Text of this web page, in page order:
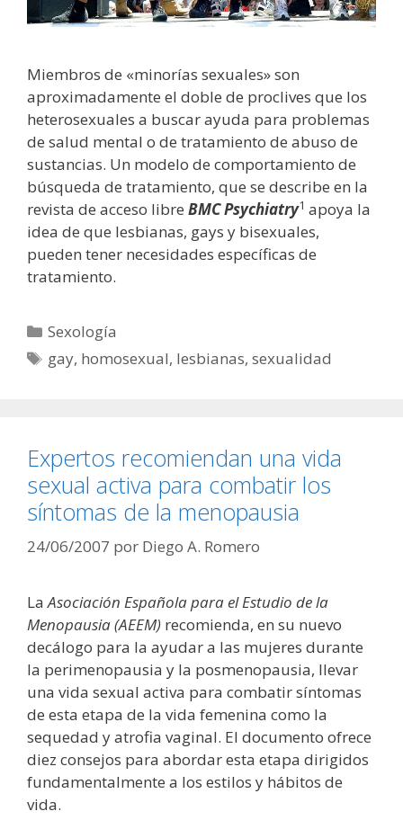
Miembros de «minorías sexuales» son
aproximadamente el doble de proclives que los
heterosexuales a buscar ayuda para problemas
de salud mental o de tratamiento de abuso de
sustancias. Un modelo de comportamiento de
búsqueda de tratamiento, que se describe en la
revista de acceso libre BMC Psychiatry1 apoya la
idea de que lesbianas, gays y bisexuales,
pueden tener necesidades específicas de
tratamiento.
Categorías
Sexología
Etiquetas
gay, homosexual, lesbianas,sexualidad
Expertos recomiendan una vida
sexual activa para combatir los
síntomas de la menopausia
24/06/2007 por Diego A. Romero
LaAsociación Española para el Estudio de la
Menopausia (AEEM) recomienda, en su nuevo
decálogo para la ayudar a las mujeres durante
la perimenopausia y la posmenopausia, llevar
una vida sexual activa para combatir síntomas
de esta etapa de la vida femenina como la
sequedad y atrofia vaginal. El documento ofrece
diez consejos para abordar esta etapa dirigidos
fundamentalmente a los estilos y hábitos de
vida.